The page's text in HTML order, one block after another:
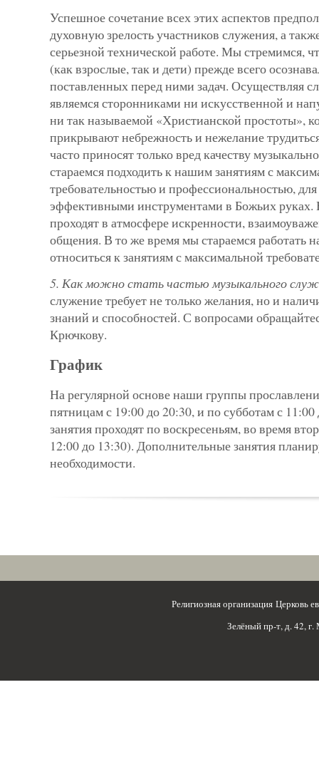
Успешное сочетание всех этих аспектов
духовную зрелость участников служения, а
серьезной технической работе. Мы стремимся,
(как взрослые, так и дети) прежде всего
поставленных перед ними задач. Осуществляя
являемся сторонниками ни искусственной и
ни так называемой «Христианской простоты»,
прикрывают небрежность и нежелание
часто приносят только вред качеству
стараемся подходить к нашим занятиям с
требовательностью и профессиональностью,
эффективными инструментами в Божьих
проходят в атмосфере искренности,
общения. В то же время мы стараемся работать
относиться к занятиям с максимальной
5. Как можно стать частью музыкального
служение требует не только желания, но и
знаний и способностей. С вопросами
Крючкову.
График
На регулярной основе наши группы
пятницам с 19:00 до 20:30, и по субботам с
занятия проходят по воскресеньям, во время
12:00 до 13:30). Дополнительные занятия
необходимости.
Религиозная организация
Зелёный пр-т, д. 42,